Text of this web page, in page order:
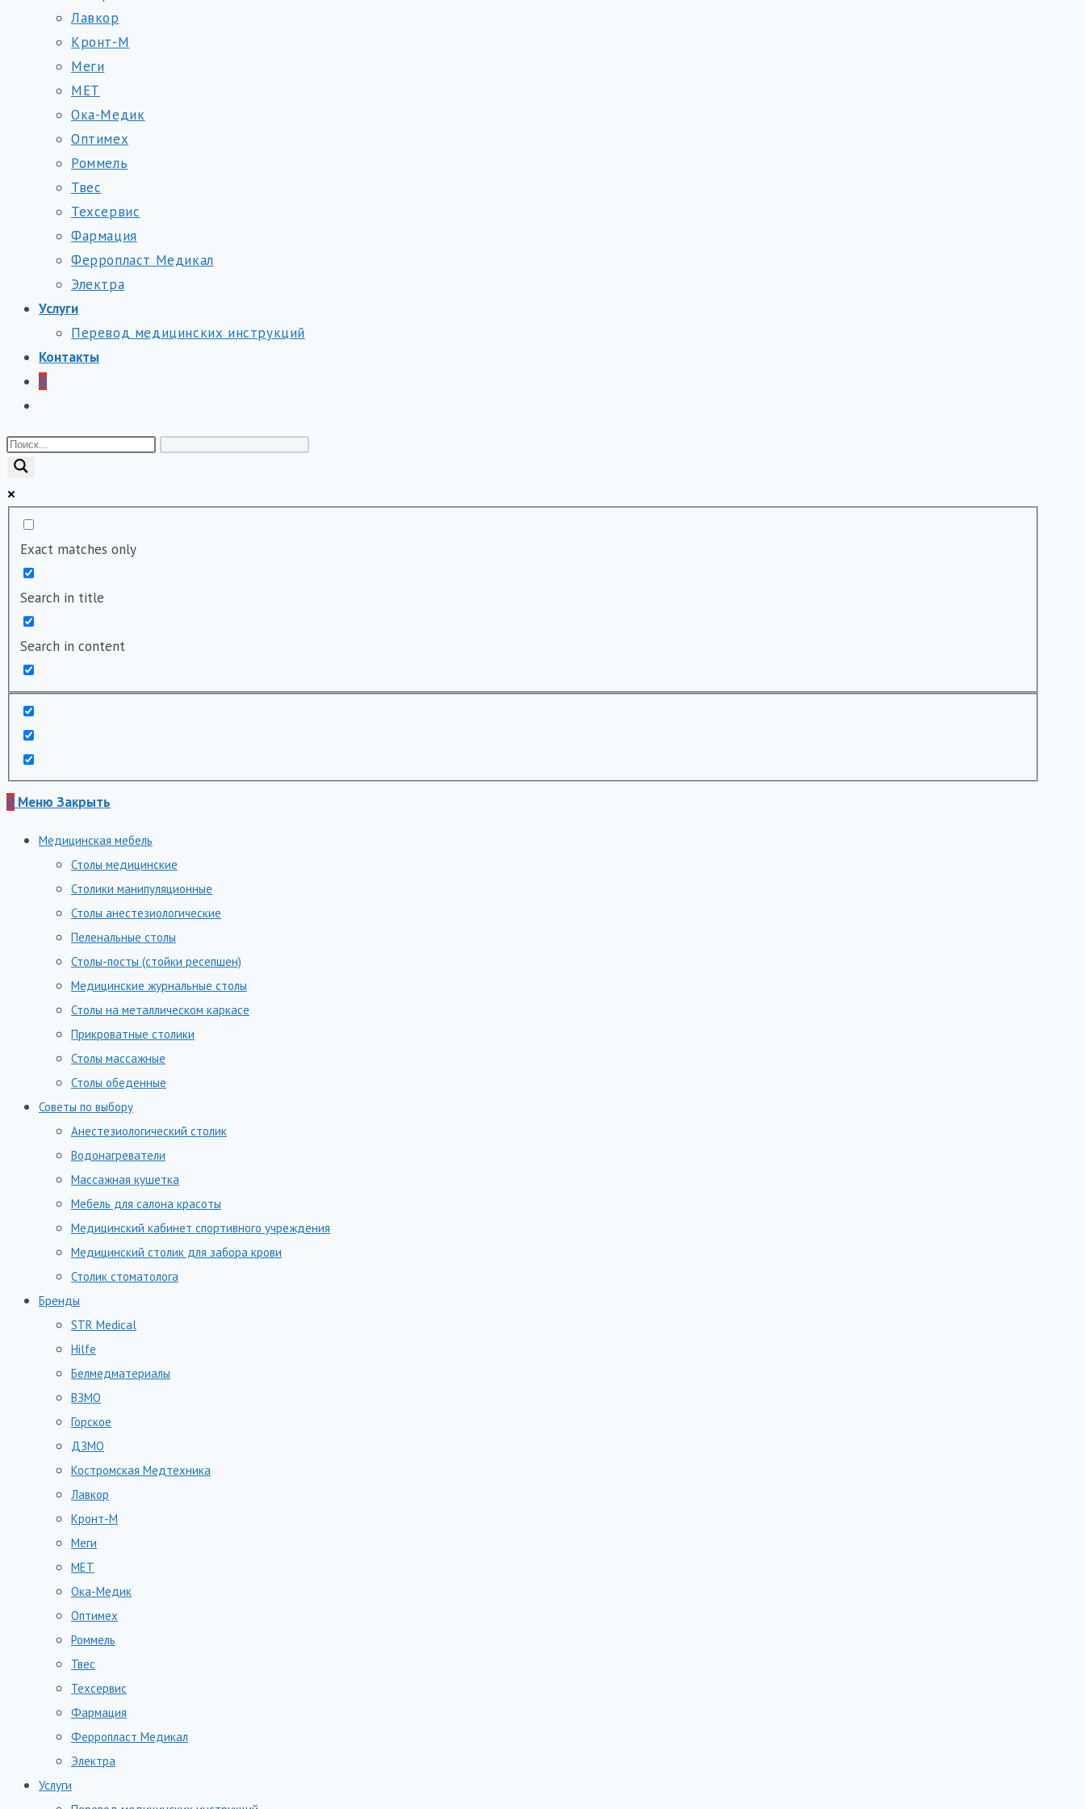
Лавкор
Кронт-М
Меги
МЕТ
Ока-Медик
Оптимех
Роммель
Твес
Техсервис
Фармация
Ферропласт Медикал
Электра
Услуги
Перевод медицинских инструкций
Контакты
0
по
Exact matches only
Search in title
Search in content
0 Меню Закрыть
Медицинская мебель
Столы медицинские
Столики манипуляционные
Столы анестезиологические
Пеленальные столы
Столы-посты (стойки ресепшен)
Медицинские журнальные столы
Столы на металлическом каркасе
Прикроватные столики
Столы массажные
Столы обеденные
Советы по выбору
Анестезиологический столик
Водонагреватели
Массажная кушетка
Мебель для салона красоты
Медицинский кабинет спортивного учреждения
Медицинский столик для забора крови
Столик стоматолога
Бренды
STR Medical
Hilfe
Белмедматериалы
ВЗМО
Горское
ДЗМО
Костромская Медтехника
Лавкор
Кронт-М
Меги
МЕТ
Ока-Медик
Оптимех
Роммель
Твес
Техсервис
Фармация
Ферропласт Медикал
Электра
Услуги